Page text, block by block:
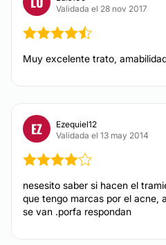
Validada el 28 nov 2017
Muy excelente trato,
EZ
Ezequiel12
Validada el 13 may 2014
nesesito saber si hacen el
que tengo marcas por el acne,
se van .porfa respondan